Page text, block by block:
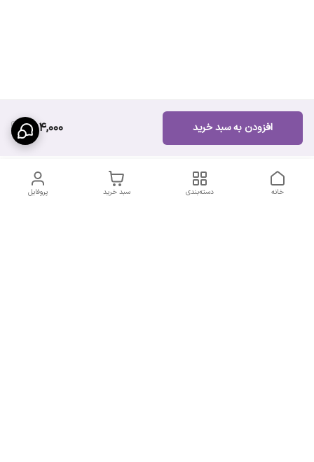
594,000 افزودن به سبد خرید
پروفایل سبد خرید دسته‌بندی خانه